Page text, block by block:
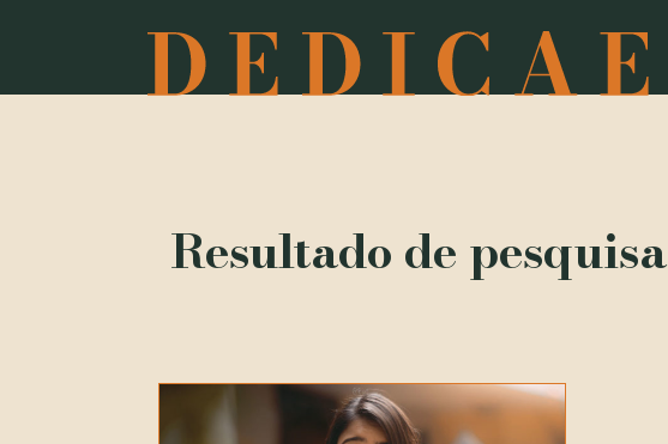
Resultado de pesquisa